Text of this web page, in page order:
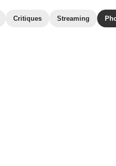
Critiques Streaming